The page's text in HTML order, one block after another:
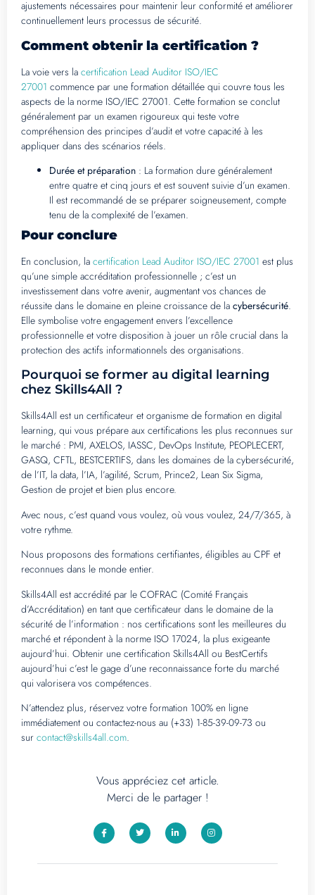
ajustements nécessaires pour maintenir leur conformité et améliorer
continuellement leurs processus de sécurité.
Comment obtenir la certification ?
La voie vers la certification Lead Auditor ISO/IEC
27001 commence par une formation détaillée qui couvre tous les
aspects de la norme ISO/IEC 27001. Cette formation se conclut
généralement par un examen rigoureux qui teste votre
compréhension des principes d’audit et votre capacité à les
appliquer dans des scénarios réels.
Durée et préparation : La formation dure généralement
entre quatre et cinq jours et est souvent suivie d’un examen.
Il est recommandé de se préparer soigneusement, compte
tenu de la complexité de l’examen.
Pour conclure
En conclusion, la certification Lead Auditor ISO/IEC 27001 est plus
qu’une simple accréditation professionnelle ; c’est un
investissement dans votre avenir, augmentant vos chances de
réussite dans le domaine en pleine croissance de la cybersécurité.
Elle symbolise votre engagement envers l’excellence
professionnelle et votre disposition à jouer un rôle crucial dans la
protection des actifs informationnels des organisations.
Pourquoi se former au digital learning
chez Skills4All ?
Skills4All est un certificateur et organisme de formation en digital
learning, qui vous prépare aux certifications les plus reconnues sur
le marché : PMI, AXELOS, IASSC, DevOps Institute, PEOPLECERT,
GASQ, CFTL, BESTCERTIFS, dans les domaines de la cybersécurité,
de l’IT, la data, l’IA, l’agilité, Scrum, Prince2, Lean Six Sigma,
Gestion de projet et bien plus encore.
Avec nous, c’est quand vous voulez, où vous voulez, 24/7/365, à
votre rythme.
Nous proposons des formations certifiantes, éligibles au CPF et
reconnues dans le monde entier.
Skills4All est accrédité par le COFRAC (Comité Français
d’Accréditation) en tant que certificateur dans le domaine de la
sécurité de l’information : nos certifications sont les meilleures du
marché et répondent à la norme ISO 17024, la plus exigeante
aujourd’hui. Obtenir une certification Skills4All ou BestCertifs
aujourd’hui c’est le gage d’une reconnaissance forte du marché
qui valorisera vos compétences.
N’attendez plus, réservez votre formation 100% en ligne
immédiatement ou contactez-nous au (+33) 1-85-39-09-73 ou
sur contact@skills4all.com.
Vous appréciez cet article.
Merci de le partager !